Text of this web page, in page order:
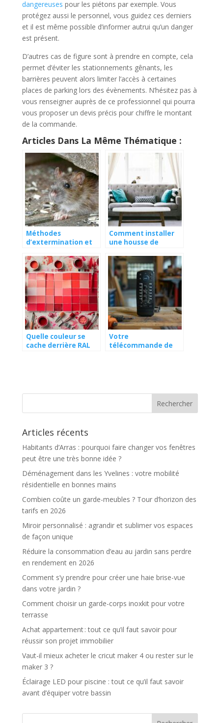
dangereuses pour les piétons par exemple. Vous
protégez aussi le personnel, vous guidez ces derniers
et il est même possible d’informer autrui qu’un danger
est présent.
D’autres cas de figure sont à prendre en compte, cela
permet d’éviter les stationnements gênants, les
barrières peuvent alors limiter l’accès à certaines
places de parking lors des évènements. N’hésitez pas à
vous renseigner auprès de ce professionnel qui pourra
vous proposer un devis précis pour chiffre le montant
de la commande.
Articles Dans La Même Thématique :
Méthodes
d’extermination et
souris
Comment installer
une housse de
5 minutes
Quelle couleur se
cache derrière RAL
Votre
télécommande de
Articles récents
Habitants d’Arras : pourquoi faire changer vos fenêtres
peut être une très bonne idée ?
Déménagement dans les Yvelines : votre mobilité
résidentielle en bonnes mains
Combien coûte un garde-meubles ? Tour d’horizon des
tarifs en 2026
Miroir personnalisé : agrandir et sublimer vos espaces
de façon unique
Réduire la consommation d’eau au jardin sans perdre
en rendement en 2026
Comment s’y prendre pour créer une haie brise-vue
dans votre jardin ?
Comment choisir un garde-corps inoxkit pour votre
terrasse
Achat appartement : tout ce qu’il faut savoir pour
réussir son projet immobilier
Vaut-il mieux acheter le cricut maker 4 ou rester sur le
maker 3 ?
Éclairage LED pour piscine : tout ce qu’il faut savoir
avant d’équiper votre bassin